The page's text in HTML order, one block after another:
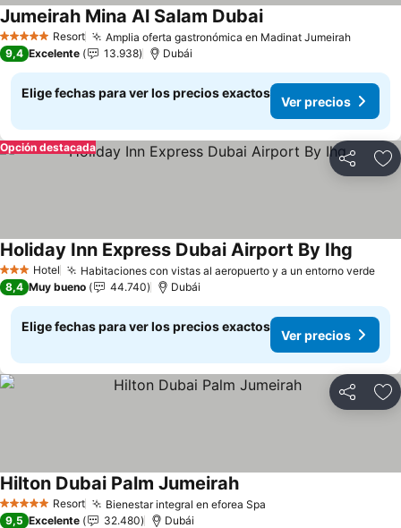
5 Estrellas Resort Amplia oferta gastronómica en Madinat JumeirahVer
Jumeirah Mina Al Salam DubaiVer precios
9,4 Excelente 13.938 Dubái
Elige fechas para ver los precios exactos
Ver precios
Compartir
Opción destacada
3 Estrellas
Hotel Habitaciones con vistas al aeropuerto y a un entorno verde
Holiday Inn Express Dubai Airport By Ihg
8,4 Muy bueno 44.740 Dubái
Elige fechas para ver los precios exactos
Ver precios
Compartir
5 Estrellas Resort Bienestar integral en eforea Spa
Hilton Dubai Palm JumeirahVer precios
9,5 Excelente 32.480 Dubái